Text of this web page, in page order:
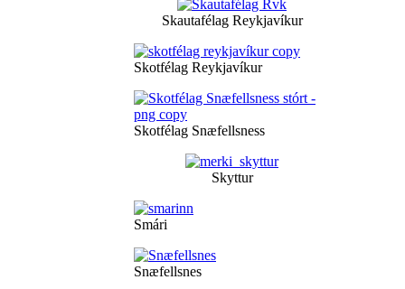
Skautafélag Reykjavíkur
Skotfélag Reykjavíkur
Skotfélag Snæfellsness
Skyttur
Smári
Snæfellsnes